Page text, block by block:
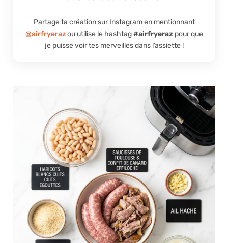
Partage ta création sur Instagram en mentionnant
@airfryerazou utilise le hashtag#airfryeraz pour que
je puisse voir tes merveilles dans l’assiette !